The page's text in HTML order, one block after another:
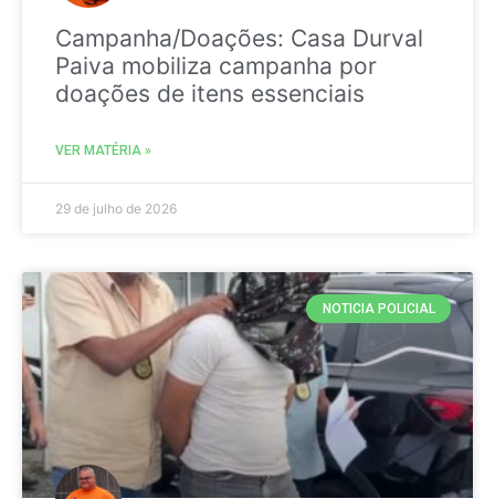
Campanha/Doações: Casa Durval
Paiva mobiliza campanha por
doações de itens essenciais
VER MATÉRIA »
29 de julho de 2026
NOTICIA POLICIAL